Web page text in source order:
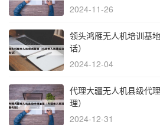
2024-11-26
领头鸿雁无人机培训基
话）
2024-12-04
代理大疆无人机县级代
理）
2024-12-31